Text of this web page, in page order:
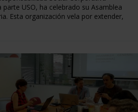
parte USO, ha celebrado su Asamblea
Esta organización vela por extender,